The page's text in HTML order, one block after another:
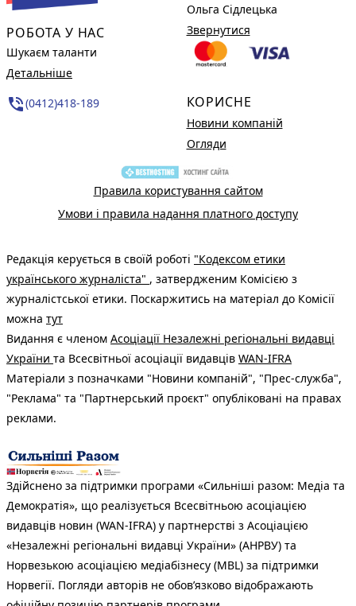
РОБОТА У НАС
Шукаєм таланти
Детальніше
phone_in_talk(0412)418-189
Ольга Сідлецька
Звернутися
КОРИСНЕ
Новини компаній
Огляди
Правила користування сайтом
Умови і правила надання платного доступу
Редакція керується в своїй роботі "Кодексом етики
українського журналіста" , затвердженим Комісією з
журналістської етики. Поскаржитись на матеріал до Комісії
можна тут
Видання є членом Асоціації Незалежні регіональні видавці
України та Всесвітньої асоціації видавців WAN-IFRA
Матеріали з позначками "Новини компаній", "Прес-служба",
"Реклама" та "Партнерський проєкт" опубліковані на правах
реклами.
Здійснено за підтримки програми «Сильніші разом: Медіа та
Демократія», що реалізується Всесвітньою асоціацією
видавців новин (WAN-IFRA) у партнерстві з Асоціацією
«Незалежні регіональні видавці України» (АНРВУ) та
Норвезькою асоціацією медіабізнесу (MBL) за підтримки
Норвегії. Погляди авторів не обов’язково відображають